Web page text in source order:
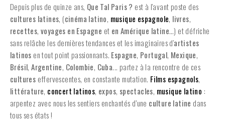
Depuis plus de quinze ans, Que Tal Paris ? est à l'avant poste des
cultures latines, (cinéma latino, musique espagnole, livres,
recettes,voyages en Espagne et en Amérique latine…) et défriche
sans relâche les dernières tendances et les imaginaires d'artistes
latinos en tout point passionnants. Espagne, Portugal, Mexique,
Brésil,Argentine, Colombie, Cuba... partez à la rencontre de ces
cultures effervescentes, en constante mutation. Films espagnols,
littérature, concert latinos, expos, spectacles, musique latino :
arpentez avec nous les sentiers enchantés d’une culture latine dans
tous ses états !